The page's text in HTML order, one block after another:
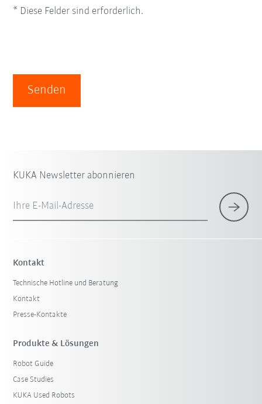
* Diese Felder sind erforderlich.
Senden
KUKA Newsletter abonnieren
Ihre E-Mail-Adresse
Kontakt
Technische Hotline und Beratung
Kontakt
Presse-Kontakte
Produkte & Lösungen
Robot Guide
Case Studies
KUKA Used Robots